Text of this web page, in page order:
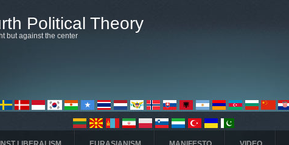
Political Theory
but against the center